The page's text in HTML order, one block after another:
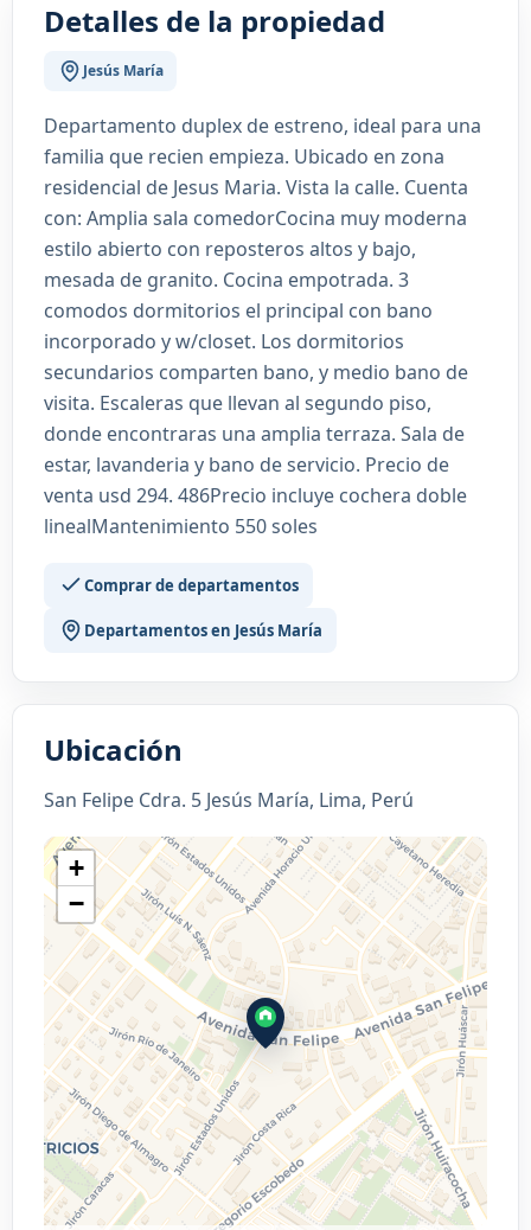
Detalles de la propiedad
Jesús María
Departamento duplex de estreno, ideal para una
familia que recien empieza. Ubicado en zona
residencial de Jesus Maria. Vista la calle. Cuenta
con: Amplia sala comedorCocina muy moderna
estilo abierto con reposteros altos y bajo,
mesada de granito. Cocina empotrada. 3
comodos dormitorios el principal con bano
incorporado y w/closet. Los dormitorios
secundarios comparten bano, y medio bano de
visita. Escaleras que llevan al segundo piso,
donde encontraras una amplia terraza. Sala de
estar, lavanderia y bano de servicio. Precio de
venta usd 294. 486Precio incluye cochera doble
linealMantenimiento 550 soles
Comprar de departamentos
Departamentos en Jesús María
Ubicación
San Felipe Cdra. 5 Jesús María, Lima, Perú
+
−